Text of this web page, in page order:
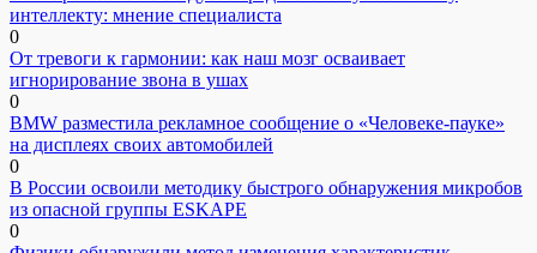
интеллекту: мнение специалиста
0
От тревоги к гармонии: как наш мозг осваивает
игнорирование звона в ушах
0
BMW разместила рекламное сообщение о «Человеке-пауке»
на дисплеях своих автомобилей
0
В России освоили методику быстрого обнаружения микробов
из опасной группы ESKAPE
0